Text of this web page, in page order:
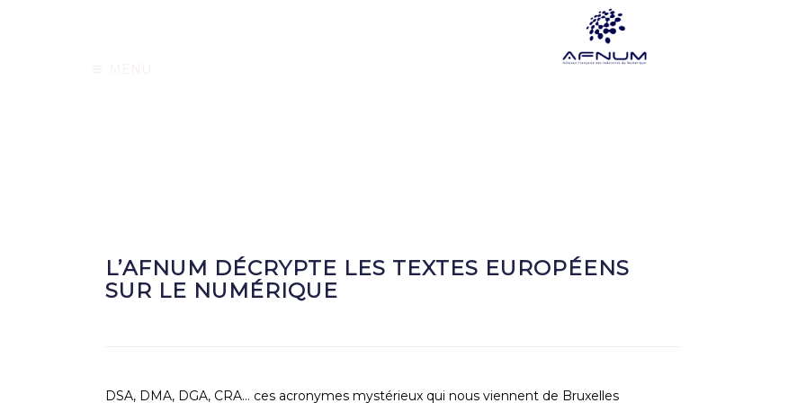
L’AFNUM DÉCRYPTE LES TEXTES EUROPÉENS
SUR LE NUMÉRIQUE
DSA, DMA, DGA, CRA… ces acronymes mystérieux qui nous viennent de Bruxelles